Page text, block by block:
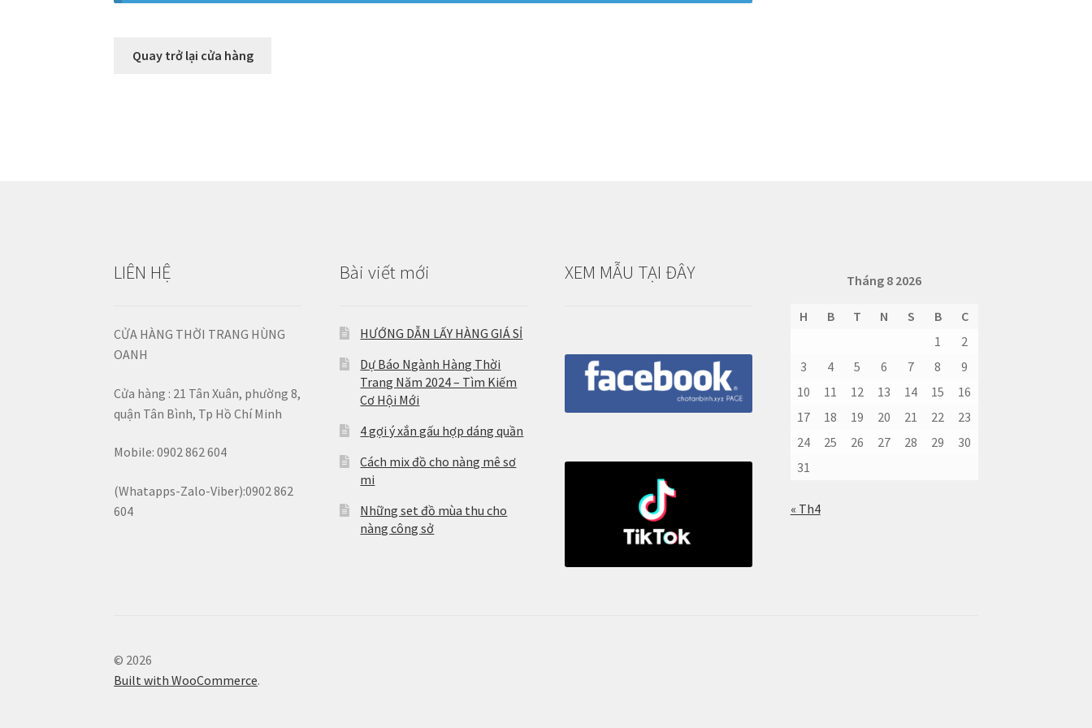
Quay trở lại cửa hàng
LIÊN HỆ
CỬA HÀNG THỜI TRANG HÙNG
OANH
Cửa hàng : 21 Tân Xuân, phường 8,
quận Tân Bình, Tp Hồ Chí Minh
Mobile: 0902 862 604
(Whatapps-Zalo-Viber):0902 862
604
Bài viết mới
HƯỚNG DẪN LẤY HÀNG GIÁ SỈ
Dự Báo Ngành Hàng Thời
Trang Năm 2024 – Tìm Kiếm
Cơ Hội Mới
4 gợi ý xắn gấu hợp dáng quần
Cách mix đồ cho nàng mê sơ
mi
Những set đồ mùa thu cho
nàng công sở
XEM MẪU TẠI ĐÂY Tháng 8 2026
H B T N S B
C
1
2
3
4 5 6 7 8
9
10
11 12 13 14 15
16
17
18 19 20 21 22
23
24
25 26 27 28 29
30
31
« Th4
© 2026
Built with WooCommerce.